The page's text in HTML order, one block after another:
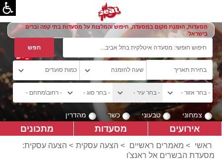
מסעדות, הזמנת מקום במסעדה, חיפוש והמלצות על מסעדות בתי קפה וברים
בישראל
צמחוני טבעוני כשר מהדרין
אירועים מסעדות מתכונים
ראשי > מאמרים ראשיים > הצעה עסקית > הצעה עסקית:
מסעדת הבשרים אל ראנצ'ו